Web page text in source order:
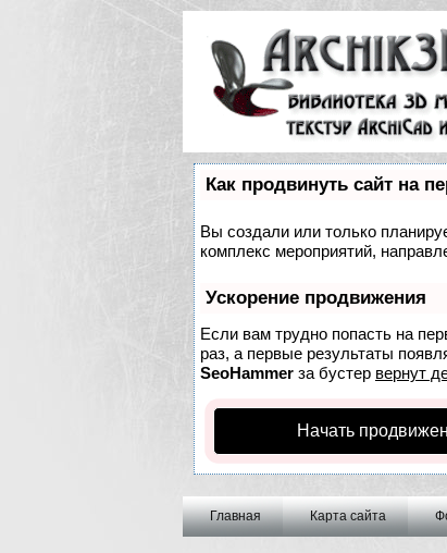
Как продвинуть сайт на
Вы создали или только
комплекс мероприятий,
Ускорение продвижения
Если вам трудно попасть на
раз, а первые результаты
SeoHammer за бустер вернут
Начать
Главная Карта сайта